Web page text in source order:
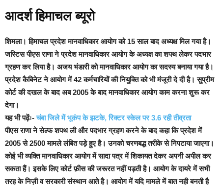
आदर्श हिमाचल ब्यूरो
शिमला। हिमाचल प्रदेश मानवाधिकार आयोग को 15 साल बाद अध्यक्ष मिल गया है।
जस्टिस पीएस राणा ने प्रदेश मानवाधिकार आयोग के अध्यक्ष का शपथ लेकर पदभार
ग्रहण कर लिया है। अजय भंडारी को मानवाधिकार आयोग का सदस्य बनाया गया है।
प्रदेश कैबिनेट ने आयोग में 42 कर्मचारियों की नियुक्ति को भी मंजूरी दे दी है। सुप्रीम
कोर्ट की दखल के बाद अब 2005 के बाद मानवाधिकार आयोग काम करना शुरू कर
देगा।
यह भी पढ़ेंः-चंबा जिले में भूकंप के झटके, रिक्टर स्केल पर 3.6 रही तीव्रता
पीएस राणा ने सेल्फ शपथ ली और पदभार ग्रहण करने के बाद कहा कि प्रदेश में
2005 से 2500 मामले लंबित पड़े हुए है। उनको चरणबद्ध तरीके से निपटाया जाएगा।
कोई भी व्यक्ति मानवाधिकार आयोग में सादा पत्र में शिकायत देकर अपनी अपील कर
सकता हैं। इसके लिए कोर्ट फ़ीस की जरूरत नहीं पड़ती है। आयोग के दायरे में सभी
तरह के निज़ी व सरकारी संस्थान आते है। आयोग में यदि मामले में बात नही बनती है